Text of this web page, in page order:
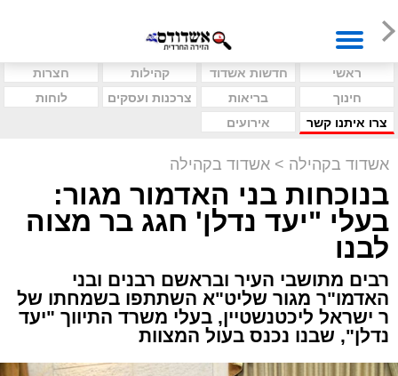
ראשי חדשות אשדוד קהילות
חצרות
חינוך
בריאות צרכנות ועסקים
לוחות
צרו איתנו קשר
אירועים
אשדוד בקהילה > אשדוד בקהילה
בנוכחות בני האדמור מגור:
בעלי "יעד נדלן' חגג בר מצוה
לבנו
רבים מתושבי העיר ובראשם רבנים ובני
האדמו"ר מגור שליט"א השתתפו בשמחתו של
ר ישראל ליכטנשטיין, בעלי משרד התיווך "יעד
נדלן", שבנו נכנס בעול המצוות